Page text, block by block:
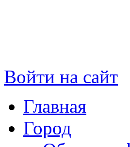
Войти на сайт
Главная
Город